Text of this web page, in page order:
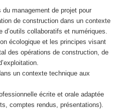
management de projet pour
de construction dans un contexte
collaboratifs et numériques.
écologique et les principes visant
des opérations de construction, de
un contexte technique aux
écrite et orale adaptée
comptes rendus, présentations).